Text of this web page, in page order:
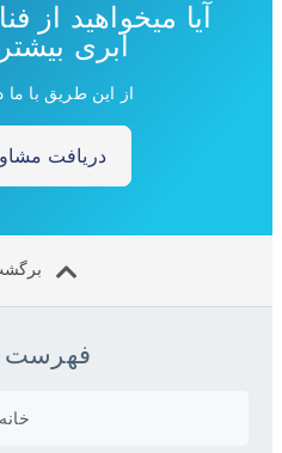
آیا میخواهید از
ابری بیشتر
از این طریق با ما
دریافت
برگشت
فهرست
خانه